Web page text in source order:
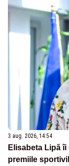
3 aug. 2026, 14:54
Elisabeta Lipă
premiile